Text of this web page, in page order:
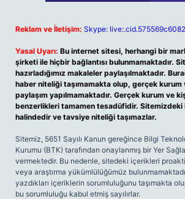
Reklam ve İletişim: Skype:
Yasal Uyarı: Bu internet sitesi, herhangi bir
şirketi ile hiçbir bağlantısı bulunmamaktadır.
hazırladığımız makaleler paylaşılmaktadır.
haber niteliği taşımamakta olup, gerçek kurum
paylaşım yapılmamaktadır. Gerçek kurum ve
benzerlikleri tamamen tesadüfidir.
halindedir ve tavsiye niteliği taşımazlar.
Sitemiz, 5651 Sayılı Kanun gereğince Bilgi
Kurumu (BTK) tarafından onaylanmış bir Yer
vermektedir. Bu nedenle, sitedeki içerikleri
veya araştırma yükümlülüğümüz
yazdıkları içeriklerin sorumluluğunu taşımakta
bu sorumluluğu kabul etmiş sayılırlar.